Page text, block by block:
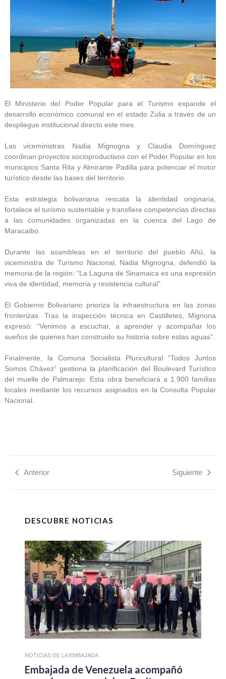
El Ministerio del Poder Popular para el Turismo expande el
desarrollo económico comunal en el estado Zulia a través de un
despliegue institucional directo este mes.
Las viceministras Nadia Mignogna y Claudia Domínguez
coordinan proyectos socioproductivos con el Poder Popular en los
municipios Santa Rita y Almirante Padilla para potenciar el motor
turístico desde las bases del territorio.
Esta estrategia bolivariana rescata la identidad originaria,
fortalece el turismo sustentable y transfiere competencias directas
a las comunidades organizadas en la cuenca del Lago de
Maracaibo.
Durante las asambleas en el territorio del pueblo Añú, la
viceministra de Turismo Nacional, Nadia Mignogna, defendió la
memoria de la región: “La Laguna de Sinamaica es una expresión
viva de identidad, memoria y resistencia cultural”.
El Gobierno Bolivariano prioriza la infraestructura en las zonas
fronterizas. Tras la inspección técnica en Castilletes, Mignona
expresó: “Venimos a escuchar, a aprender y acompañar los
sueños de quienes han construido su historia sobre estas aguas”.
Finalmente, la Comuna Socialista Pluricultural “Todos Juntos
Somos Chávez” gestiona la planificación del Boulevard Turístico
del muelle de Palmarejo. Esta obra beneficiará a 1.900 familias
locales mediante los recursos asignados en la Consulta Popular
Nacional.
Anterior Siguiente
DESCUBRE NOTICIAS
NOTICIAS DE LA EMBAJADA
Embajada de Venezuela acompañó